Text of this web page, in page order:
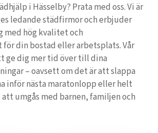
i Hässelby? Prata med oss. Vi är
ledande städfirmor och erbjuder
med hög kvalitet och
för din bostad eller arbetsplats. Vår
ge dig mer tid över till dina
– oavsett om det är att slappa
inför nästa maratonlopp eller helt
umgås med barnen, familjen och